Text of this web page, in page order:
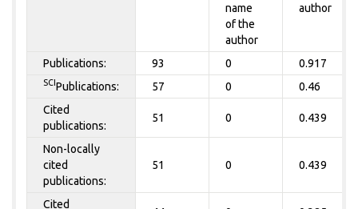
name
of the
author
author
Publications: 93 0 0.917
SCI Publications: 57 0
0.46
Cited
publications:
51 0 0.439
Non-locally
cited
publications:
51 0 0.439
Cited